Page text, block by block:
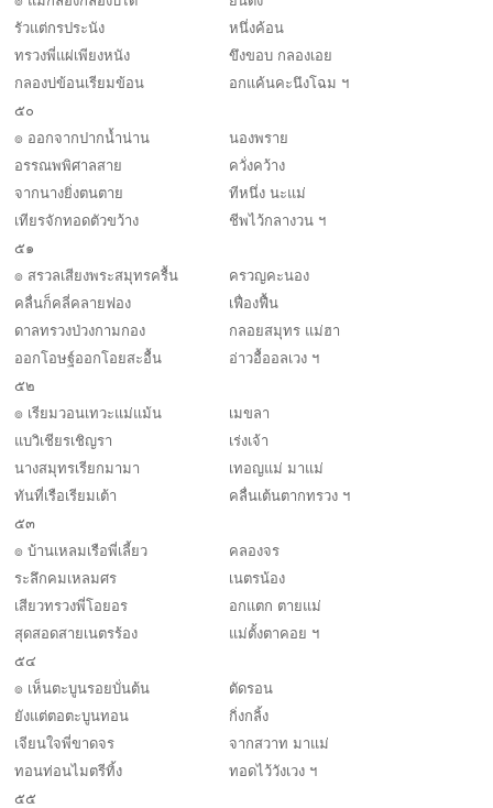
รัวแต่กรประนัง
หนึ่งค้อน
ทรวงพี่แผ่เพียงหนัง
ขึงขอบ กลองเอย
กลองบ่ข้อนเรียมข้อน
อกแค้นคะนึงโฉม ฯ
๕๐
๏ ออกจากปากน้ำน่าน
นองพราย
อรรณพพิศาลสาย
ควั่งคว้าง
จากนางยิ่งตนตาย
ทีหนึ่ง นะแม่
เทียรจักทอดตัวขว้าง
ชีพไว้กลางวน ฯ
๕๑
๏ สรวลเสียงพระสมุทรครื้น
ครวญคะนอง
คลื่นก็คลี่คลายฟอง
เฟื่องฟื้น
ดาลทรวงป่วงกามกอง
กลอยสมุทร แม่ฮา
ออกโอษฐ์ออกโอยสะอื้น
อ่าวอื้ออลเวง ฯ
๕๒
๏ เรียมวอนเทวะแม่แม้น
เมขลา
แบวิเชียรเชิญรา
เร่งเจ้า
นางสมุทรเรียกมามา
เทอญแม่ มาแม่
ทันที่เรือเรียมเต้า
คลื่นเต้นตากทรวง ฯ
๕๓
๏ บ้านเหลมเรือพี่เลี้ยว
คลองจร
ระลึกคมเหลมศร
เนตรน้อง
เสียวทรวงพี่โอยอร
อกแตก ตายแม่
สุดสอดสายเนตรร้อง
แม่ตั้งตาคอย ฯ
๕๔
๏ เห็นตะบูนรอยบั่นต้น
ตัดรอน
ยังแต่ตอตะบูนทอน
กิ่งกลิ้ง
เจียนใจพี่ขาดจร
จากสวาท มาแม่
ทอนท่อนไมตรีทิ้ง
ทอดไว้วังเวง ฯ
๕๕